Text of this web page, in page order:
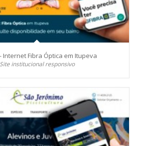
- Internet Fibra Óptica em Itupeva
Site institucional responsivo